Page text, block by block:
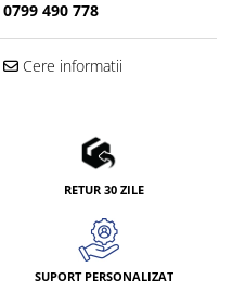
0799 490 778
Cere informatii
RETUR 30 ZILE
SUPORT PERSONALIZAT